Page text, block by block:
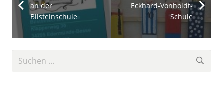
an der
Bilsteinschule
Eckhard-Vonholdt-
Schule